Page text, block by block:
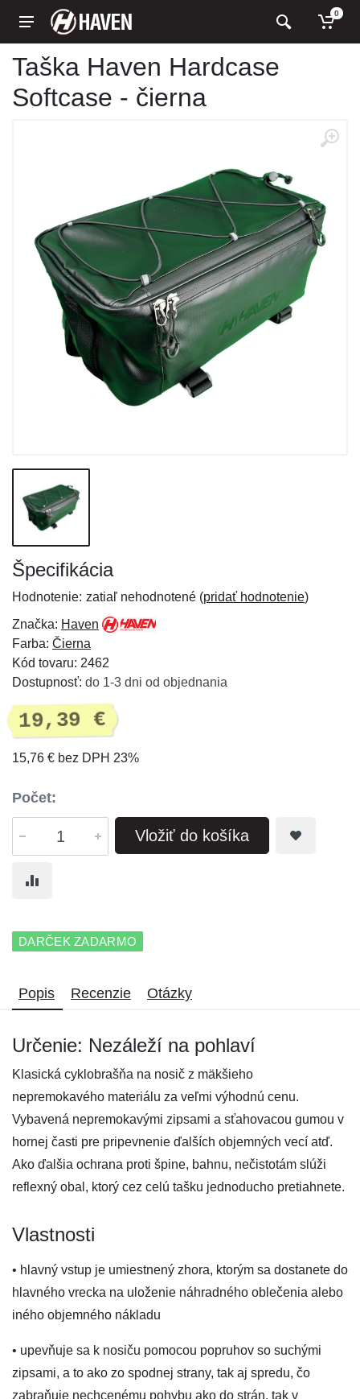
0
Taška Haven Hardcase
Softcase - čierna
Špecifikácia
Hodnotenie: zatiaľ nehodnotené (pridať hodnotenie)
Značka: Haven
Farba: Čierna
Kód tovaru: 2462
Dostupnosť: do 1-3 dni od objednania
19,39 €
15,76 € bez DPH 23%
Počet:
Vložiť do košíka
DARČEK ZADARMO
Popis Recenzie Otázky
Určenie: Nezáleží na pohlaví
Klasická cyklobrašňa na nosič z mäkšieho
nepremokavého materiálu za veľmi výhodnú cenu.
Vybavená nepremokavými zipsami a sťahovacou gumou v
hornej časti pre pripevnenie ďalších objemných vecí atď.
Ako ďalšia ochrana proti špine, bahnu, nečistotám slúži
reflexný obal, ktorý cez celú tašku jednoducho pretiahnete.
Vlastnosti
• hlavný vstup je umiestnený zhora, ktorým sa dostanete do
hlavného vrecka na uloženie náhradného oblečenia alebo
iného objemného nákladu
• upevňuje sa k nosiču pomocou popruhov so suchými
zipsami, a to ako zo spodnej strany, tak aj spredu, čo
zabraňuje nechcenému pohybu ako do strán, tak v